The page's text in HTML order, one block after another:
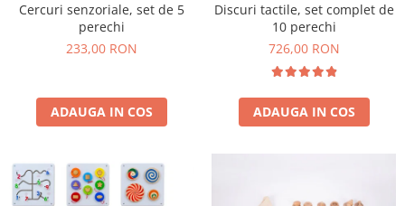
Jucarii de constructii
Jocuri matematice
Jucării de sortare
Dezvoltare proprioceptiva
Dezvoltare vestibulara
Cercuri senzoriale, set de 5
perechi
233,00 RON
ADAUGA IN COS
Discuri tactile, set complet de
10 perechi
726,00 RON
ADAUGA IN COS